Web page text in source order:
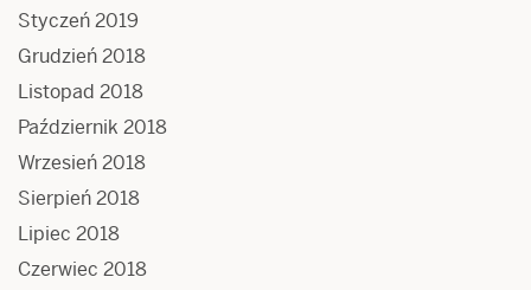
Styczeń 2019
Grudzień 2018
Listopad 2018
Październik 2018
Wrzesień 2018
Sierpień 2018
Lipiec 2018
Czerwiec 2018